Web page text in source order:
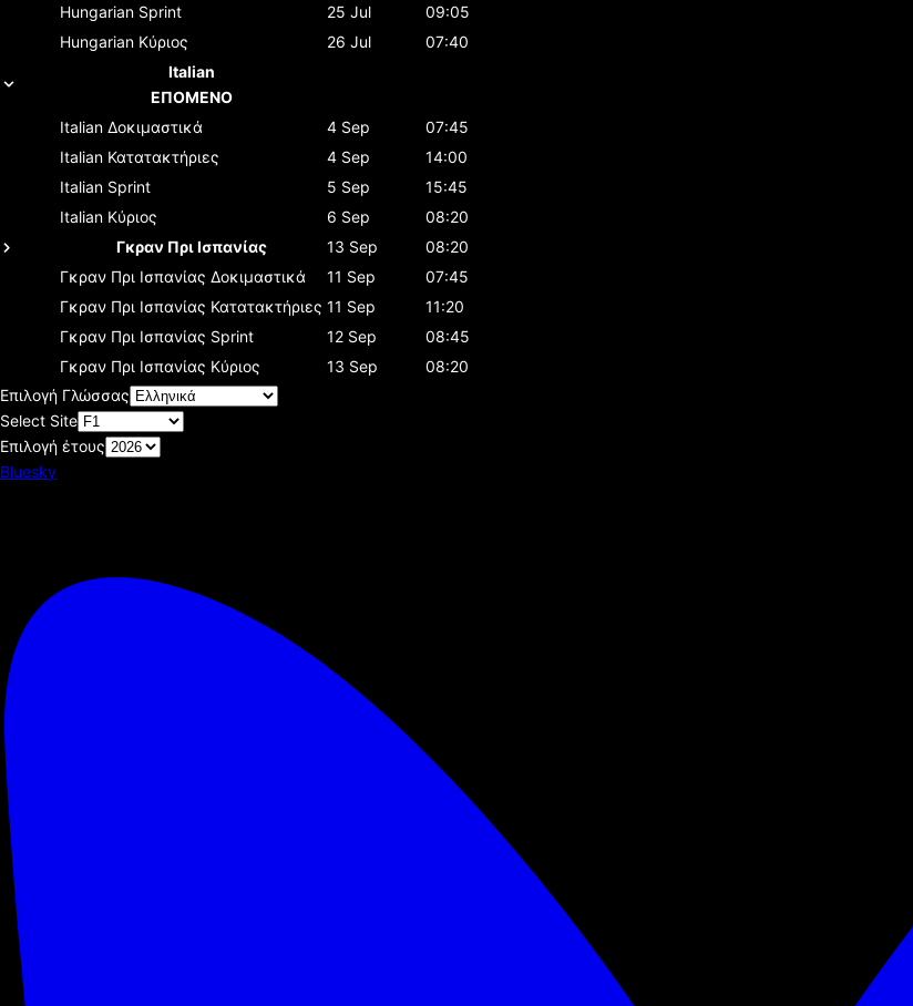
Hungarian Sprint 25 Jul
09:05
Hungarian Κύριος 26 Jul
07:40
Italian
ΕΠΟΜΕΝΟ
Italian Δοκιμαστικά 4 Sep
07:45
Italian Κατατακτήριες 4 Sep
14:00
Italian Sprint 5 Sep
15:45
Italian Κύριος 6 Sep
08:20
Γκραν Πρι Ισπανίας
13 Sep
08:20
Γκραν Πρι Ισπανίας Δοκιμαστικά 11 Sep
07:45
Γκραν Πρι Ισπανίας Κατατακτήριες 11 Sep
11:20
Γκραν Πρι Ισπανίας Sprint 12 Sep
08:45
Γκραν Πρι Ισπανίας Κύριος 13 Sep
08:20
Επιλογή Γλώσσας
Select Site
Επιλογή έτους
Bluesky